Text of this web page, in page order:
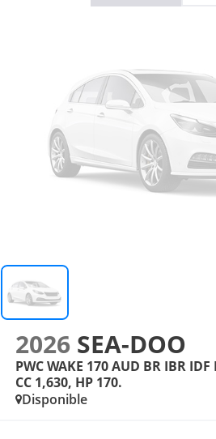
2026 SEA-DOO
PWC WAKE 170 AUD BR IBR IDF
CC 1,630, HP 170.
Disponible